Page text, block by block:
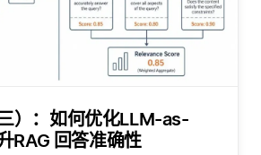
）：如何优化LLM-as-
RAG 回答准确性